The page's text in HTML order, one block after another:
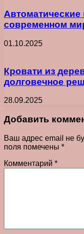
Автоматические
современном
01.10.2025
Кровати из
долговечное
28.09.2025
Добавить
Ваш адрес email не
поля помечены *
Комментарий *